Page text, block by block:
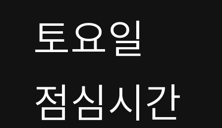
토요일
점심시간